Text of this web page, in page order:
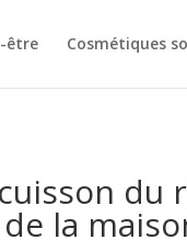
être Cosmétiques
du
la